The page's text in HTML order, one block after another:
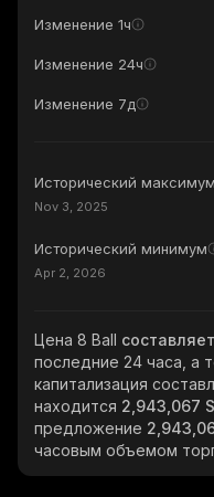
Изменение 1ч
Изменение 24ч
Изменение 7д
Исторический максимум
Nov 3, 2025
Исторический минимум
Apr 2, 2026
Цена 8 Ball
последние 24 часа, а
капитализация
находится 2,943,067
предложение
часовым объемом